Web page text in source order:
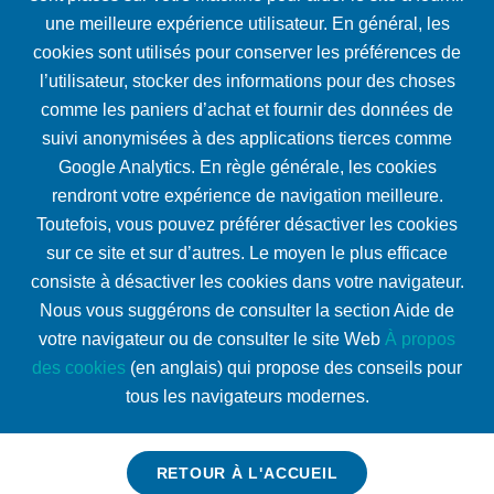
une meilleure expérience utilisateur. En général, les
cookies sont utilisés pour conserver les préférences de
l’utilisateur, stocker des informations pour des choses
comme les paniers d’achat et fournir des données de
suivi anonymisées à des applications tierces comme
Google Analytics. En règle générale, les cookies
rendront votre expérience de navigation meilleure.
Toutefois, vous pouvez préférer désactiver les cookies
sur ce site et sur d’autres. Le moyen le plus efficace
consiste à désactiver les cookies dans votre navigateur.
Nous vous suggérons de consulter la section Aide de
votre navigateur ou de consulter le site Web À propos
des cookies (en anglais) qui propose des conseils pour
tous les navigateurs modernes.
RETOUR À L'ACCUEIL